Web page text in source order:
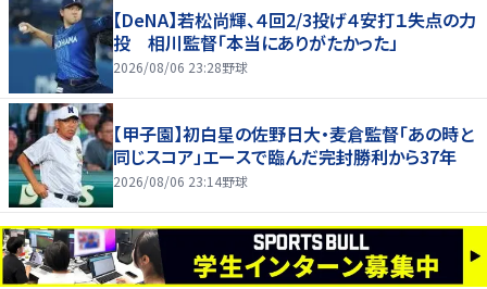
【DeNA】若松尚輝、４回2/3投げ４安打１失点の力
投 相川監督「本当にありがたかった」
2026/08/06 23:28野球
【甲子園】初白星の佐野日大・麦倉監督「あの時と
同じスコア」エースで臨んだ完封勝利から37年
2026/08/06 23:14野球